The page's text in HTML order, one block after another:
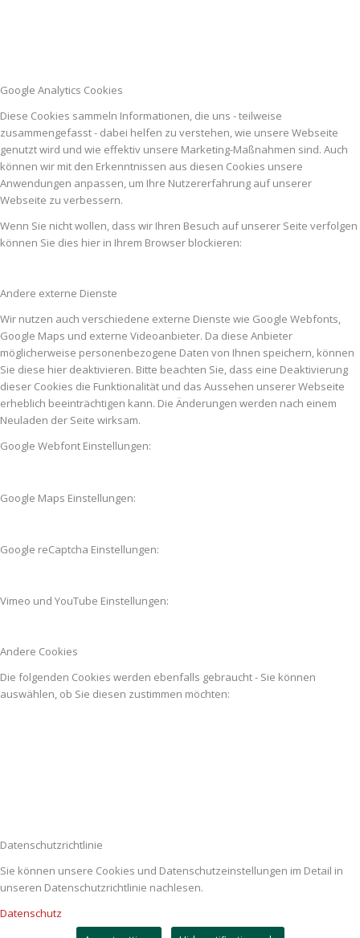
Google Analytics Cookies
Diese Cookies sammeln Informationen, die uns - teilweise
zusammengefasst - dabei helfen zu verstehen, wie unsere Webseite
genutzt wird und wie effektiv unsere Marketing-Maßnahmen sind. Auch
können wir mit den Erkenntnissen aus diesen Cookies unsere
Anwendungen anpassen, um Ihre Nutzererfahrung auf unserer
Webseite zu verbessern.
Wenn Sie nicht wollen, dass wir Ihren Besuch auf unserer Seite verfolgen
können Sie dies hier in Ihrem Browser blockieren:
Andere externe Dienste
Wir nutzen auch verschiedene externe Dienste wie Google Webfonts,
Google Maps und externe Videoanbieter. Da diese Anbieter
möglicherweise personenbezogene Daten von Ihnen speichern, können
Sie diese hier deaktivieren. Bitte beachten Sie, dass eine Deaktivierung
dieser Cookies die Funktionalität und das Aussehen unserer Webseite
erheblich beeinträchtigen kann. Die Änderungen werden nach einem
Neuladen der Seite wirksam.
Google Webfont Einstellungen:
Google Maps Einstellungen:
Google reCaptcha Einstellungen:
Vimeo und YouTube Einstellungen:
Andere Cookies
Die folgenden Cookies werden ebenfalls gebraucht - Sie können
auswählen, ob Sie diesen zustimmen möchten:
Datenschutzrichtlinie
Sie können unsere Cookies und Datenschutzeinstellungen im Detail in
unseren Datenschutzrichtlinie nachlesen.
Datenschutz